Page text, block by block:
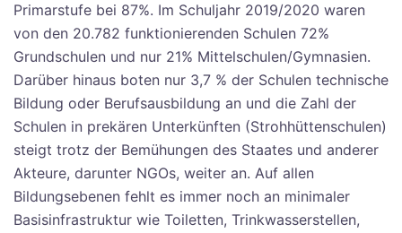
Primarstufe bei 87%. Im Schuljahr 2019/2020 waren
von den 20.782 funktionierenden Schulen 72%
Grundschulen und nur 21% Mittelschulen/Gymnasien.
Darüber hinaus boten nur 3,7 % der Schulen technische
Bildung oder Berufsausbildung an und die Zahl der
Schulen in prekären Unterkünften (Strohhüttenschulen)
steigt trotz der Bemühungen des Staates und anderer
Akteure, darunter NGOs, weiter an. Auf allen
Bildungsebenen fehlt es immer noch an minimaler
Basisinfrastruktur wie Toiletten, Trinkwasserstellen,